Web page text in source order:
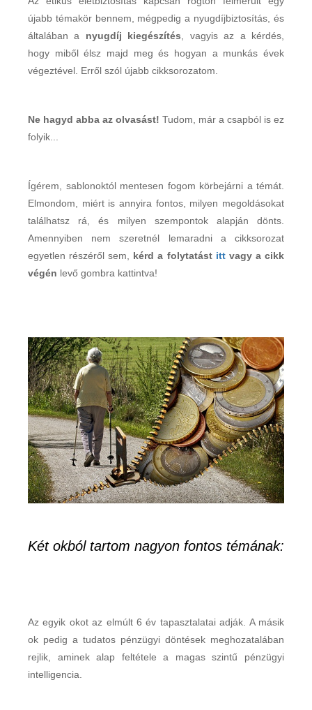
újabb témakör bennem, mégpedig a nyugdíjbiztosítás, és
általában a nyugdíj kiegészítés , vagyis az a kérdés,
hogy miből élsz majd meg és hogyan a munkás évek
végeztével. Erről szól újabb cikksorozatom.
Ne hagyd abba az olvasást! Tudom, már a csapból is ez
folyik...
Ígérem, sablonoktól mentesen fogom körbejárni a témát.
Elmondom, miért is annyira fontos, milyen megoldásokat
találhatsz rá, és milyen szempontok alapján dönts.
Amennyiben nem szeretnél lemaradni a cikksorozat
egyetlen részéről sem, kérd a folytatást ittvagy a cikk
végén levő gombra kattintva!
Két okból tartom nagyon fontos témának:
Az egyik okot az elmúlt 6 év tapasztalatai adják. A másik
ok pedig a tudatos pénzügyi döntések meghozatalában
rejlik, aminek alap feltétele a magas szintű pénzügyi
intelligencia.